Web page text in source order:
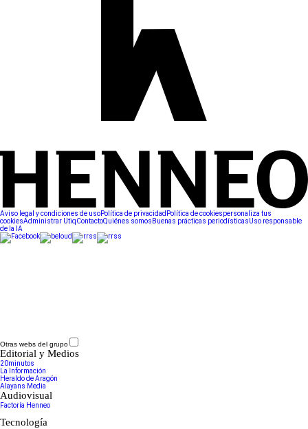
Aviso legal y condiciones de usoPolítica de privacidad Política de cookiespersonaliza tus
cookiesAdministrar UtiqContactoQuiénes somos Buenas prácticas periodísticasUso responsable
de la IA
Otras webs del grupo
Editorial y Medios
20minutos
La Información
Heraldo de Aragón
Alayans Media
Audiovisual
Factoría Henneo
Tecnología